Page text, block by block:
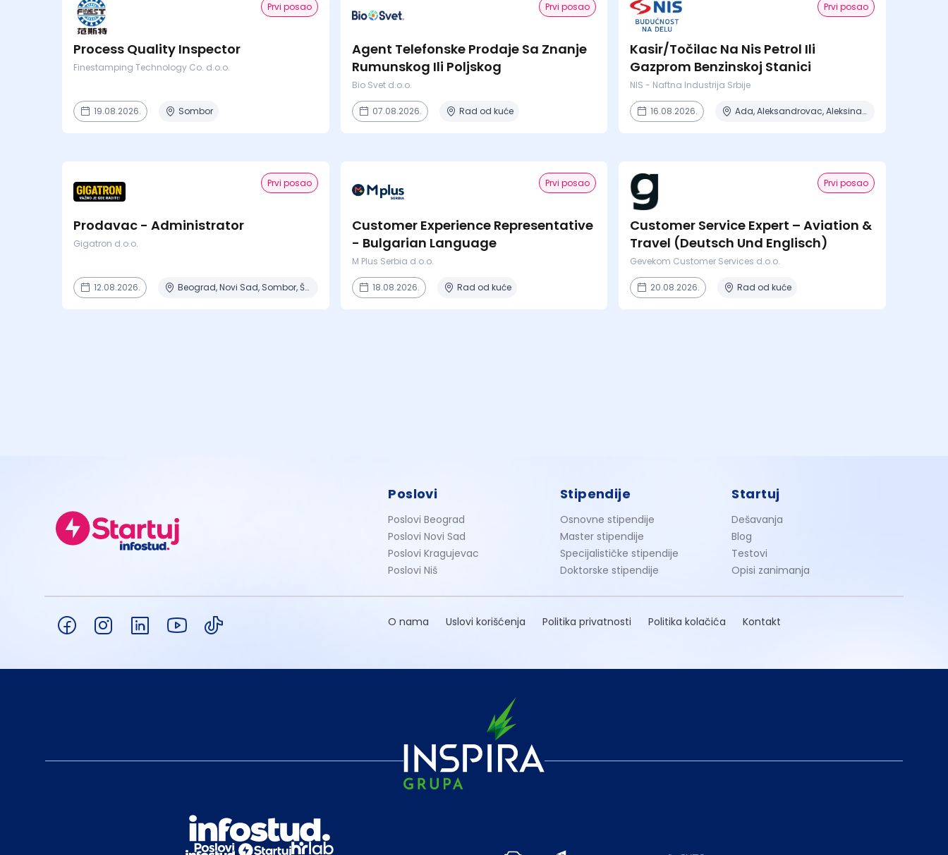
Prvi posao
Process Quality Inspector
Finestamping Technology Co. d.o.o.
19.08.2026. Sombor
Prvi posao
Agent Telefonske Prodaje Sa Znanje
Rumunskog Ili Poljskog
Bio Svet d.o.o.
07.08.2026. Rad od kuće
Prvi posao
Kasir/Točilac Na Nis Petrol Ili
Gazprom Benzinskoj Stanici
NIS - Naftna Industrija Srbije
16.08.2026. Ada, Aleksandrovac, Aleksinac, Alibunar, Apatin + 206 mesta
Prvi posao
Prodavac - Administrator
Gigatron d.o.o.
12.08.2026. Beograd, Novi Sad, Sombor, Šabac, Zlatibor + 1 mesto
Prvi posao
Customer Experience Representative
- Bulgarian Language
M Plus Serbia d.o.o.
18.08.2026. Rad od kuće
Prvi posao
Customer Service Expert – Aviation &
Travel (Deutsch Und Englisch)
Gevekom Customer Services d.o.o.
20.08.2026. Rad od kuće
Poslovi
Poslovi Beograd
Poslovi Novi Sad
Poslovi Kragujevac
Poslovi Niš
Stipendije
Osnovne stipendije
Master stipendije
Specijalističke stipendije
Doktorske stipendije
Startuj
Dešavanja
Blog
Testovi
Opisi zanimanja
O nama Uslovi korišćenja Politika privatnosti Politika kolačića Kontakt